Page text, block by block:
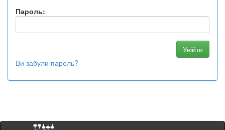
Пароль:
Ви забули пароль?